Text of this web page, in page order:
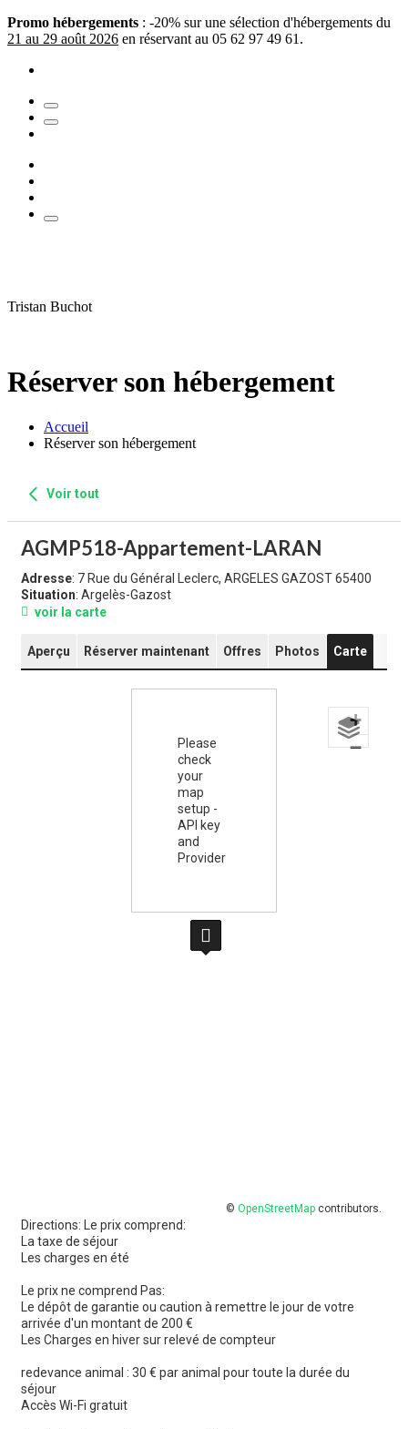
Promo hébergements : -20% sur une sélection d'hébergements du
21 au 29 août 2026 en réservant au 05 62 97 49 61.
Tristan Buchot
Réserver son hébergement
Accueil
Réserver son hébergement
Voir tout
AGMP518-Appartement-LARAN
Adresse: 7 Rue du Général Leclerc, ARGELES GAZOST 65400
Situation: Argelès-Gazost
voir la carte
Aperçu Réserver maintenant Offres Photos Carte
Please
check
your
map
setup -
API key
and
Provider
© OpenStreetMap contributors.
+
−
Directions: Le prix comprend:
La taxe de séjour
Les charges en été
Le prix ne comprend Pas:
Le dépôt de garantie ou caution à remettre le jour de votre
arrivée d'un montant de 200 €
Les Charges en hiver sur relevé de compteur
redevance animal : 30 € par animal pour toute la durée du
séjour
Accès Wi-Fi gratuit